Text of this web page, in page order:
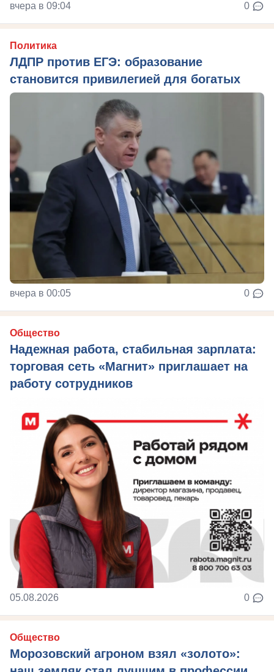
вчера в 09:04 0
Политика
ЛДПР против ЕГЭ: образование
становится привилегией для богатых
вчера в 00:05 0
Общество
Надежная работа, стабильная зарплата:
торговая сеть «Магнит» приглашает на
работу сотрудников
05.08.2026 0
Общество
Морозовский агроном взял «золото»: